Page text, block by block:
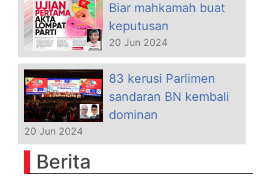
Biar mahkamah buat
keputusan
20 Jun 2024
83 kerusi Parlimen
sandaran BN kembali
dominan
20 Jun 2024
Berita